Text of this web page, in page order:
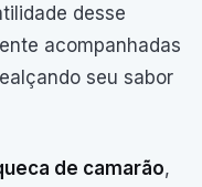
desse
acompanhadas
seu sabor
de camarão,